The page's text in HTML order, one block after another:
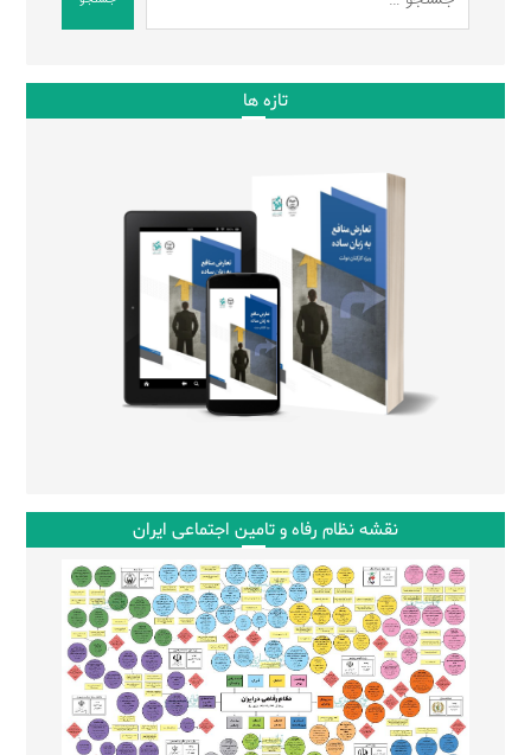
تازه ها
نقشه نظام رفاه و تامین اجتماعی ایران